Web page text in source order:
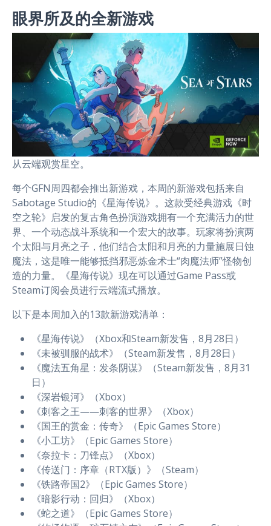
眼界所及的全新游戏
从云端观赏星空。
每个GFN周四都会推出新游戏，本周的新游戏包括来自
Sabotage Studio的《星海传说》。这款受经典游戏《时
空之轮》启发的复古角色扮演游戏拥有一个充满活力的世
界、一个动态战斗系统和一个宏大的故事。玩家将扮演两
个太阳与月亮之子，他们结合太阳和月亮的力量施展日蚀
魔法，这是唯一能够抵挡邪恶炼金术士“肉魔法师”怪物创
造的力量。《星海传说》现在可以通过Game Pass或
Steam订阅会员进行云端流式播放。
以下是本周加入的13款新游戏清单：
《星海传说》（Xbox和Steam新发售，8月28日）
《未被驯服的战术》（Steam新发售，8月28日）
《魔法五角星：发条阴谋》（Steam新发售，8月31
日）
《深岩银河》（Xbox）
《刺客之王——刺客的世界》（Xbox）
《国王的赏金：传奇》（Epic Games Store）
《小工坊》（Epic Games Store）
《奈拉卡：刀锋点》（Xbox）
《传送门：序章（RTX版）》（Steam）
《铁路帝国2》（Epic Games Store）
《暗影行动：回归》（Xbox）
《蛇之道》（Epic Games Store）